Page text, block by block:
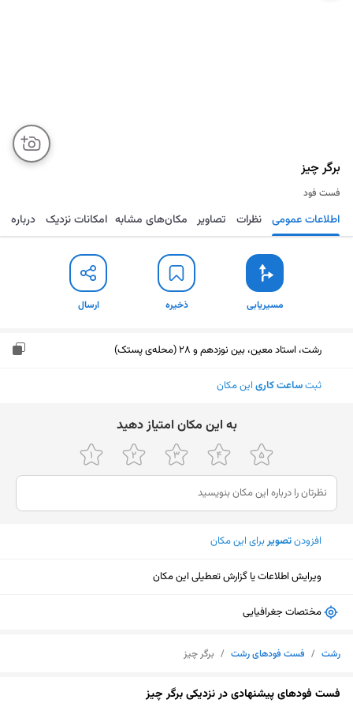
برگر چیز
فست فود
مسیریابی ذخیره ارسال اطلاعات عمومی نظرات تصاویر مکان‌های مشابه امکانات نزدیک درباره
مسیریابی ذخیره ارسال
رشت، استاد معین، بین نوزدهم و 28 (محله‌ی پستک)
ثبتساعت کاری این مکان
ﺑﻪ اﯾﻦ ﻣﮑﺎن اﻣﺘﯿﺎز دﻫﯿﺪ
افزودنتصویربرای این مکان
ویرایش اطلاعات یا گزارش تعطیلی این مکان
مختصات جغرافیایی
رشت / فست فودهای رشت / برگر چیز
فست فودهای پیشنهادی در نزدیکی برگر چیز